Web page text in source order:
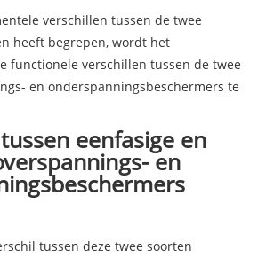
verschillen tussen de twee
heeft begrepen, wordt het
functionele verschillen tussen de twee
en onderspanningsbeschermers te
eenfasige en
en
tussen deze twee soorten